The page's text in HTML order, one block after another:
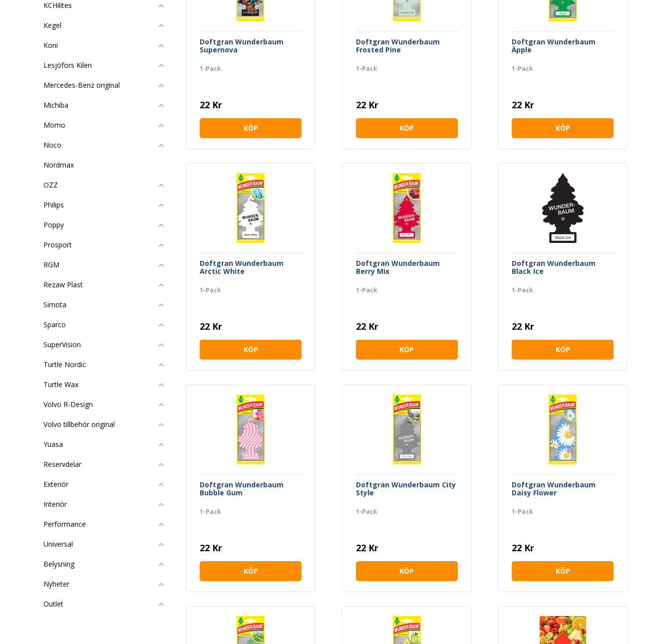
KCHilites
Kegel
Koni
Lesjöfors Kilen
Mercedes-Benz original
Michiba
Momo
Noco
Nordmax
OZZ
Philips
Poppy
Prosport
RGM
Rezaw Plast
Simota
Sparco
SuperVision
Turtle Nordic
Turtle Wax
Volvo R-Design
Volvo tillbehör original
Yuasa
Reservdelar
Exteriör
Interiör
Performance
Universal
Belysning
Nyheter
Outlet
Doftgran Wunderbaum
Supernova
1-Pack
22 Kr
KÖP
Doftgran Wunderbaum
Frosted Pine
1-Pack
22 Kr
KÖP
Doftgran Wunderbaum
Äpple
1-Pack
22 Kr
KÖP
Doftgran Wunderbaum
Arctic White
1-Pack
22 Kr
KÖP
Doftgran Wunderbaum
Berry Mix
1-Pack
22 Kr
KÖP
Doftgran Wunderbaum
Black Ice
1-Pack
22 Kr
KÖP
Doftgran Wunderbaum
Bubble Gum
1-Pack
22 Kr
KÖP
Doftgran Wunderbaum City
Style
1-Pack
22 Kr
KÖP
Doftgran Wunderbaum
Daisy Flower
1-Pack
22 Kr
KÖP